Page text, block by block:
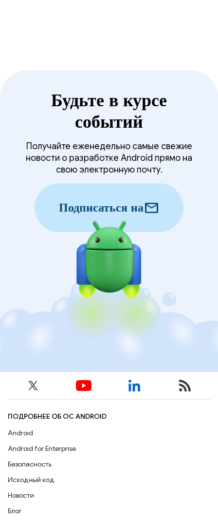
Будьте в курсе
событий
Получайте еженедельно самые свежие
новости о разработке Android прямо на
свою электронную почту.
Подписаться наmail
ПОДРОБНЕЕ ОБ ОС ANDROID
Android
Android for Enterprise
Безопасность
Исходный код
Новости
Блог